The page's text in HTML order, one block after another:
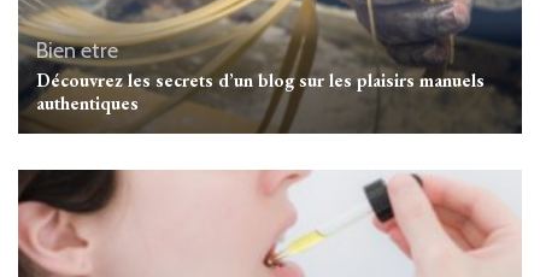
Bien etre
Découvrez les secrets d’un blog sur les plaisirs manuels
authentiques